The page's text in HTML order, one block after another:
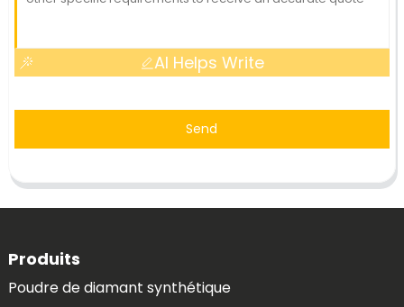
AI Helps Write
Send
Produits
Poudre de diamant synthétique